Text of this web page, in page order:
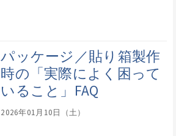
パッケージ／貼り箱製作
時の「実際によく困って
いること」FAQ
2026年01月10日（土）